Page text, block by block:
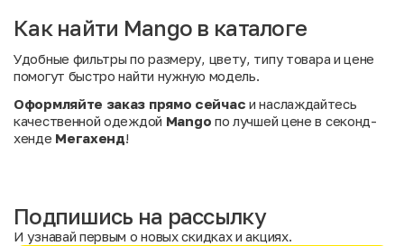
Как найти Mango в каталоге
Удобные фильтры по размеру, цвету, типу товара и цене
помогут быстро найти нужную модель.
Оформляйте заказ прямо сейчас и наслаждайтесь
качественной одеждой Mango по лучшей цене в секонд-
хенде Мегахенд!
Подпишись на рассылку
И узнавай первым о новых скидках и акциях.